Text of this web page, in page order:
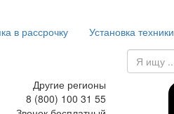
в рассрочку Установка техники
Другие регионы
8 (800) 100 31 55